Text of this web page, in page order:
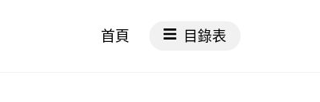
首頁 目錄表